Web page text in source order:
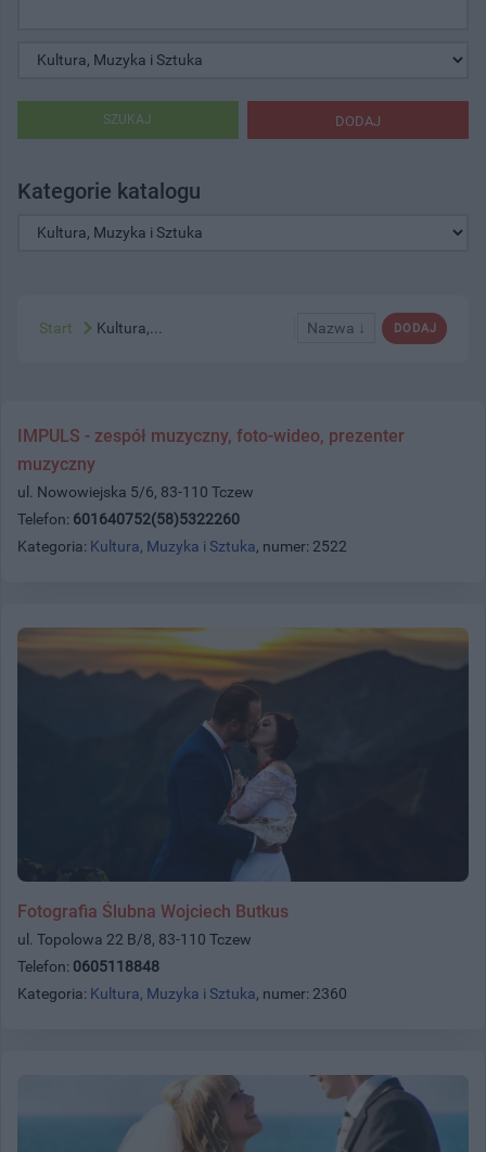
DODAJ
SZUKAJ
Kategorie katalogu
DODAJ
Nazwa ↓
Start Kultura,...
IMPULS - zespół muzyczny, foto-wideo, prezenter
muzyczny
ul. Nowowiejska 5/6, 83-110 Tczew
Telefon: 601640752(58)5322260
Kategoria: Kultura, Muzyka i Sztuka, numer: 2522
Fotografia Ślubna Wojciech Butkus
ul. Topolowa 22 B/8, 83-110 Tczew
Telefon: 0605118848
Kategoria: Kultura, Muzyka i Sztuka, numer: 2360